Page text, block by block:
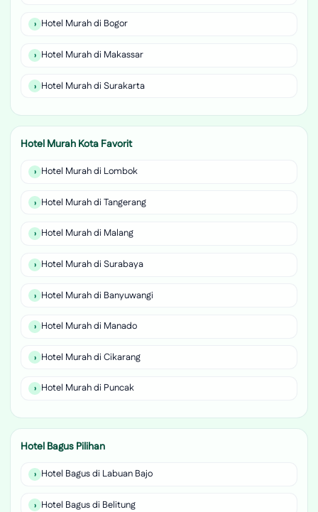
Hotel Murah di Bogor
Hotel Murah di Makassar
Hotel Murah di Surakarta
Hotel Murah Kota Favorit
Hotel Murah di Lombok
Hotel Murah di Tangerang
Hotel Murah di Malang
Hotel Murah di Surabaya
Hotel Murah di Banyuwangi
Hotel Murah di Manado
Hotel Murah di Cikarang
Hotel Murah di Puncak
Hotel Bagus Pilihan
Hotel Bagus di Labuan Bajo
Hotel Bagus di Belitung